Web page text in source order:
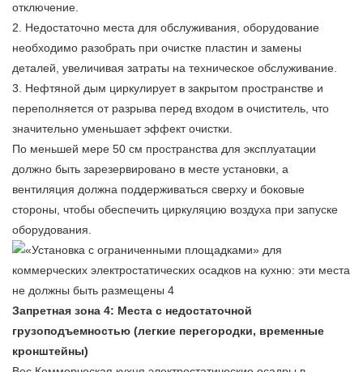
отключение.
2. Недостаточно места для обслуживания, оборудование
необходимо разобрать при очистке пластин и замены
деталей, увеличивая затраты на техническое обслуживание.
3. Нефтяной дым циркулирует в закрытом пространстве и
переполняется от разрыва перед входом в очиститель, что
значительно уменьшает эффект очистки.
По меньшей мере 50 см пространства для эксплуатации
должно быть зарезервировано в месте установки, а
вентиляция должна поддерживаться сверху и боковые
стороны, чтобы обеспечить циркуляцию воздуха при запуске
оборудования.
Запретная зона 4: Места с недостаточной
грузоподъемностью (легкие перегородки, временные
кронштейны)